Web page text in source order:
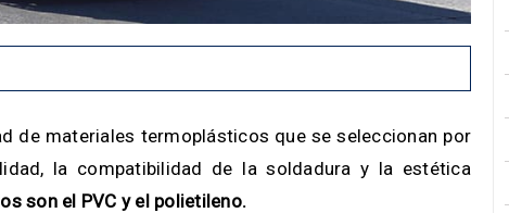
de materiales termoplásticos que se seleccionan por
la compatibilidad de la soldadura y la estética
son el PVC y el polietileno.